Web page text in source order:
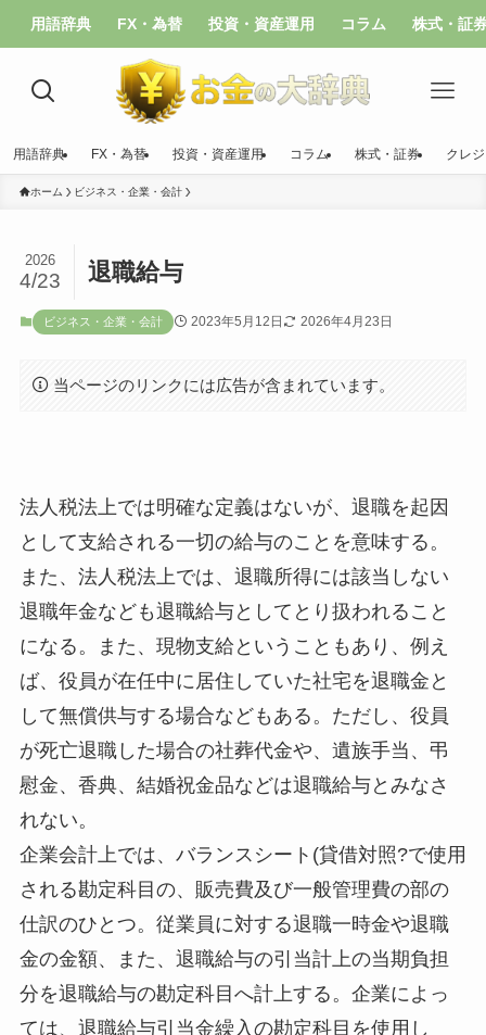
用語辞典 FX・為替 投資・資産運用 コラム 株式・証
用語辞典 FX・為替 投資・資産運用 コラム 株式・証券 クレ
ホーム ビジネス・企業・会計
退職給与
2026
4/23
ビジネス・企業・会計 2023年5月12日 2026年4月23日
当ページのリンクには広告が含まれています。
法人税法上では明確な定義はないが、退職を起因
として支給される一切の給与のことを意味する。
また、法人税法上では、退職所得には該当しない
退職年金なども退職給与としてとり扱われること
になる。また、現物支給ということもあり、例え
ば、役員が在任中に居住していた社宅を退職金と
して無償供与する場合などもある。ただし、役員
が死亡退職した場合の社葬代金や、遺族手当、弔
慰金、香典、結婚祝金品などは退職給与とみなさ
れない。
企業会計上では、バランスシート(貸借対照?で使用
される勘定科目の、販売費及び一般管理費の部の
仕訳のひとつ。従業員に対する退職一時金や退職
金の金額、また、退職給与の引当計上の当期負担
分を退職給与の勘定科目へ計上する。企業によっ
ては、退職給与引当金繰入の勘定科目を使用し